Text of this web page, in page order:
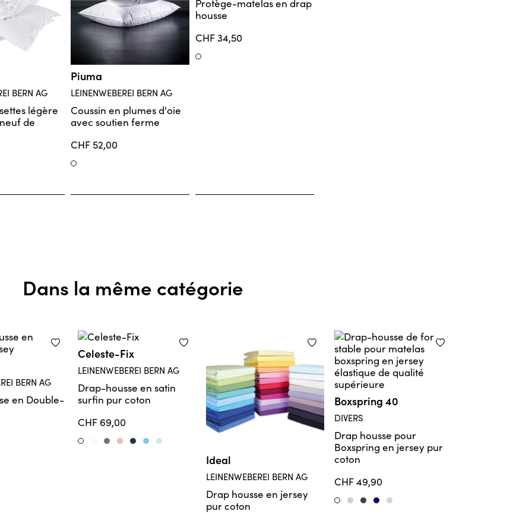
sont exclus de l'échange
sont exclus de l'échange
BERN AG
légère
de
Piuma
LEINENWEBEREI BERN AG
Coussin en plumes d'oie
avec soutien ferme
CHF 52,00
Weiss
Protège-matelas en drap
housse
CHF 34,50
Weiss
Dans la même catégorie
BERN AG
en Double-
Celeste-Fix
LEINENWEBEREI BERN AG
Drap-housse en satin
surfin pur coton
CHF 69,00
WeissIvoryCoalNudeNavyCrystal
Ideal
LEINENWEBEREI BERN AG
Drap housse en jersey
pur coton
Boxspring 40
DIVERS
Drap housse pour
Boxspring en jersey pur
coton
CHF 49,90
WeissSilberTitanium
Marine